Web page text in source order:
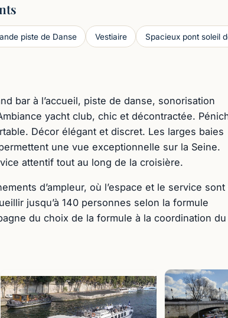
piste de Danse Vestiaire Spacieux pont soleil
bar à l’accueil, piste de danse, sonorisation
yacht club, chic et décontractée.
Décor élégant et discret. Les larges baies
une vue exceptionnelle sur la Seine.
attentif tout au long de la croisière.
d’ampleur, où l’espace et le service sont
jusqu’à 140 personnes selon la formule
du choix de la formule à la coordination du